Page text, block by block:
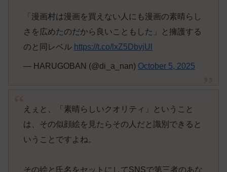
「漫画村は漫画を買えない人にも漫画の素晴らし
さを広めたのだから良いこともした」と擁護する
のと同レベル https://t.co/lxZ5DbvjUl
— HARUGOBAN (@di_a_nan) October 5, 2025
えぇと、「素晴らしいクオリティ」ということ
は、その似顔絵を見たらその人だと識別できると
いうことですよね。
その絵と氏名をセットにしてSNSで第三者のあな